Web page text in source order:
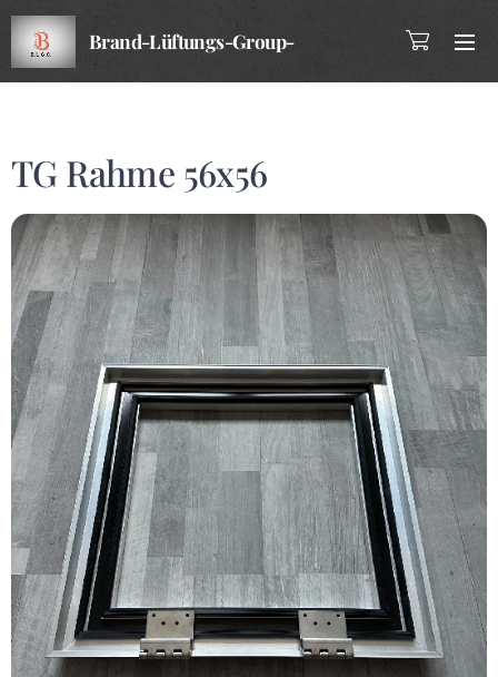
Brand-Lüftungs-Group-
TG Rahme 56x56